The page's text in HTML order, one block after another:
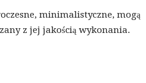
minimalistyczne, mogą
z jej jakością wykonania.